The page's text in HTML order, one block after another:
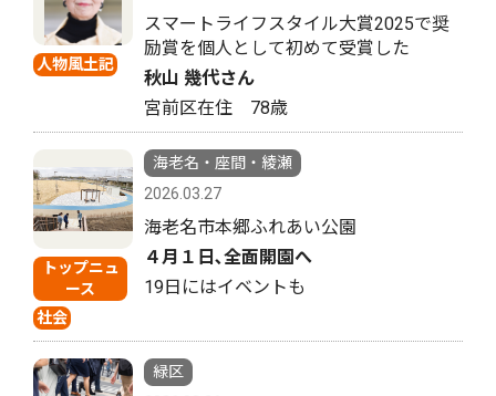
人物風土記
スマートライフスタイル大賞2025で奨
励賞を個人として初めて受賞した
秋山 幾代さん
宮前区在住 78歳
トップニュ
ース
社会
海老名・座間・綾瀬
2026.03.27
海老名市本郷ふれあい公園
４月１日､全面開園へ
19日にはイベントも
緑区